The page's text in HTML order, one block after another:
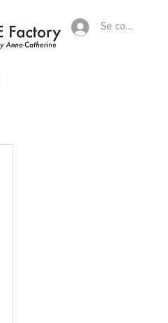
Se connecter